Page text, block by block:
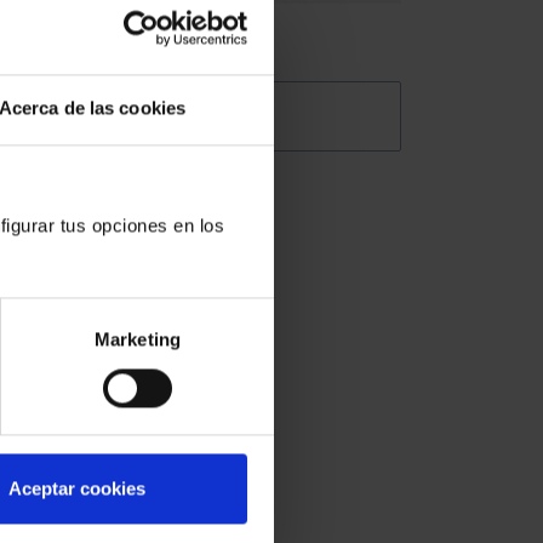
Acerca de las cookies
tus opciones en los
Marketing
Aceptar cookies
y
los
@Abogacia_es